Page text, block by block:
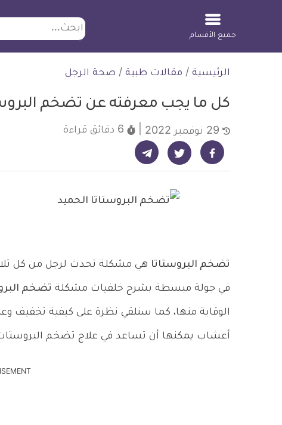
ابحث
جميع الأقسام
الرئيسية / مقالات طبية / صحة الرجل
كل ما يجب معرفته عن تضخم
6 دقائق قراءة
شارك على فيسبوك - ديلي ميديكال انفو شارك على تويتر - ديلي ميديكال انفو شارك على تيليجرام - ديلي ميديكال انفو
تضخم البروستاتا هي مشكلة تحدث لرجل من كل
في جولة مبسطة بشرح خلفيات مشكلة تضخم
الوقاية منها، كما سنلقي نظرة على كيفية تخفيف
أعشاب يمكنها أن تساعد في علاج تضخم